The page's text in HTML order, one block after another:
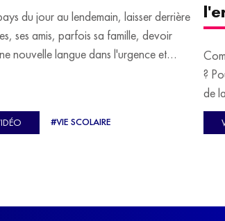
du jour au lendemain, laisser derrière
ses amis, parfois sa famille, devoir
nouvelle langue dans l'urgence et
de nombreux réfugiés, et notamment
Machukha, que nous vous proposons de
#VIE SCOLAIRE
?
de